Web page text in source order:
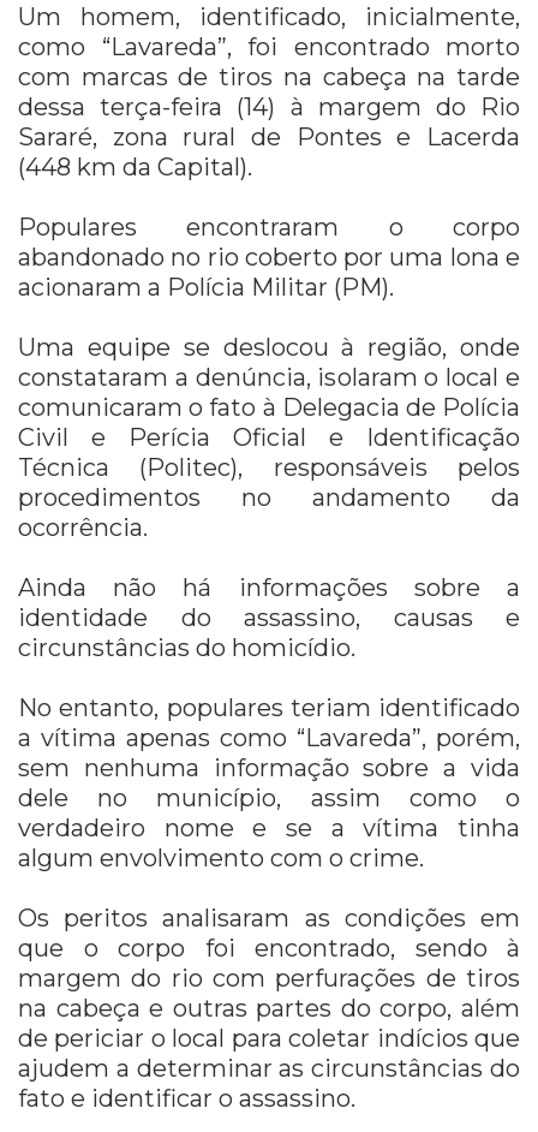
Um homem, identificado, inicialmente,
como “Lavareda”, foi encontrado morto
com marcas de tiros na cabeça na tarde
dessa terça-feira (14) à margem do Rio
Sararé, zona rural de Pontes e Lacerda
(448 km da Capital).
Populares encontraram o corpo
abandonado no rio coberto por uma lona e
acionaram a Polícia Militar (PM).
Uma equipe se deslocou à região, onde
constataram a denúncia, isolaram o local e
comunicaram o fato à Delegacia de Polícia
Civil e Perícia Oficial e Identificação
Técnica (Politec), responsáveis pelos
procedimentos no andamento da
ocorrência.
Ainda não há informações sobre a
identidade do assassino, causas e
circunstâncias do homicídio.
No entanto, populares teriam identificado
a vítima apenas como “Lavareda”, porém,
sem nenhuma informação sobre a vida
dele no município, assim como o
verdadeiro nome e se a vítima tinha
algum envolvimento com o crime.
Os peritos analisaram as condições em
que o corpo foi encontrado, sendo à
margem do rio com perfurações de tiros
na cabeça e outras partes do corpo, além
de periciar o local para coletar indícios que
ajudem a determinar as circunstâncias do
fato e identificar o assassino.